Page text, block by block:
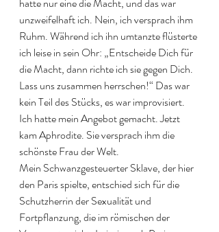
unzweifelhaft ich. Nein, ich versprach ihm
Ruhm. Während ich ihn umtanzte flüsterte
ich leise in sein Ohr: „Entscheide Dich für
die Macht, dann richte ich sie gegen Dich.
Lass uns zusammen herrschen!“ Das war
kein Teil des Stücks, es war improvisiert.
Ich hatte mein Angebot gemacht. Jetzt
kam Aphrodite. Sie versprach ihm die
schönste Frau der Welt.
Mein Schwanzgesteuerter Sklave, der hier
den Paris spielte, entschied sich für die
Schutzherrin der Sexualität und
Fortpflanzung, die im römischen der